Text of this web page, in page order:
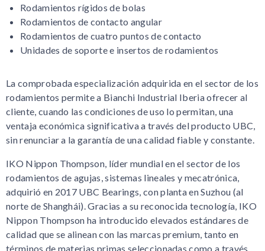
Rodamientos rígidos de bolas
Rodamientos de contacto angular
Rodamientos de cuatro puntos de contacto
Unidades de soporte e insertos de rodamientos
La comprobada especialización adquirida en el sector de los
rodamientos permite a Bianchi Industrial Iberia ofrecer al
cliente, cuando las condiciones de uso lo permitan, una
ventaja económica significativa a través del producto UBC,
sin renunciar a la garantía de una calidad fiable y constante.
IKO Nippon Thompson, líder mundial en el sector de los
rodamientos de agujas, sistemas lineales y mecatrónica,
adquirió en 2017 UBC Bearings, con planta en Suzhou (al
norte de Shanghái). Gracias a su reconocida tecnología, IKO
Nippon Thompson ha introducido elevados estándares de
calidad que se alinean con las marcas premium, tanto en
términos de materias primas seleccionadas como a través